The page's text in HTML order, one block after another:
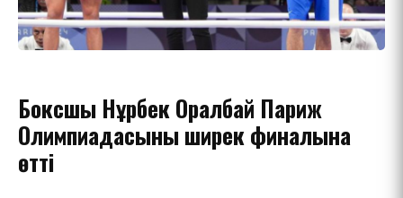
Боксшы Нұрбек Оралбай Париж
Олимпиадасының ширек финалына
өтті